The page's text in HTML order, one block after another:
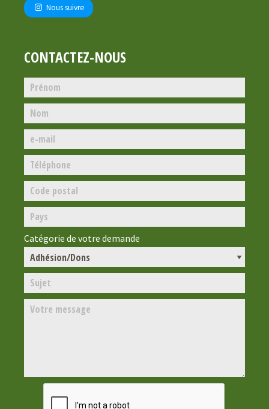
Nous suivre
CONTACTEZ-NOUS
Catégorie de votre demande